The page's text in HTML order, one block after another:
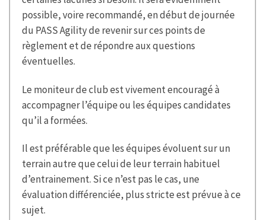
possible, voire recommandé, en début de journée
du PASS Agility de revenir sur ces points de
règlement et de répondre aux questions
éventuelles.
Le moniteur de club est vivement encouragé à
accompagner l’équipe ou les équipes candidates
qu’il a formées.
Il est préférable que les équipes évoluent sur un
terrain autre que celui de leur terrain habituel
d’entrainement. Si ce n’est pas le cas, une
évaluation différenciée, plus stricte est prévue à ce
sujet.